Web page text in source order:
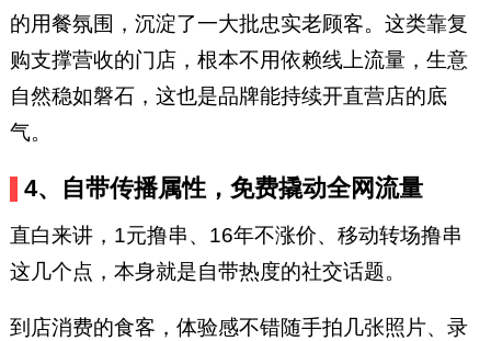
的用餐氛围，沉淀了一大批忠实老顾客。这类靠复
购支撑营收的门店，根本不用依赖线上流量，生意
自然稳如磐石，这也是品牌能持续开直营店的底
气。
4、自带传播属性，免费撬动全网流量
直白来讲，1元撸串、16年不涨价、移动转场撸串
这几个点，本身就是自带热度的社交话题。
到店消费的食客，体验感不错随手拍几张照片、录